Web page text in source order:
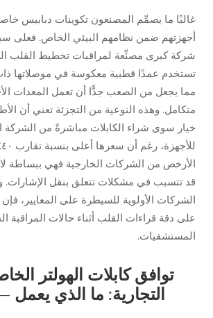
غالبًا ما يصمِّم المصنعون تكوينات دبابيس
أجهزتهم ضمن نظامهم البيئي الخاص. فعلى
مما يجعل من الصعب جدًّا أن تعمل المعدات
متكامل. وهذه النوعية من التجزئة تعني أن
خيار سوى شراء الكابلات مباشرةً من الشركة
الأرخص من الشركات الخارجية فهي ببساطة لا
قد تتسبب في مشكلات تتعلق بنقل الإشارات.
الشركات الأولوية للسيطرة على المعايير، فإن
على دقة قراءات القلب أثناء حالات المراقبة
المستشفيات.
توافق كابلات الهولتر
التجارية: ما الذي يعمل